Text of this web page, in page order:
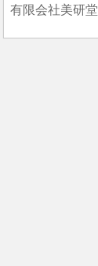
有限会社美研堂